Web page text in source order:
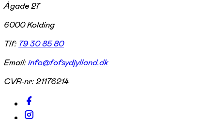
Ågade 27
6000 Kolding
Tlf: 79 30 85 80
Email:info@fofsydjylland.dk
CVR-nr:21176214